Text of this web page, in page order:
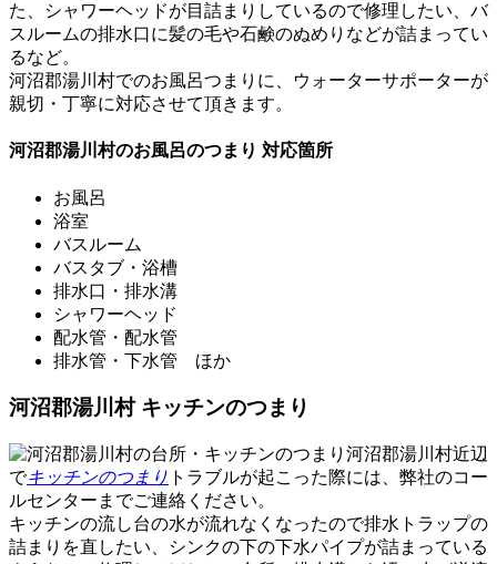
た、シャワーヘッドが目詰まりしているので修理したい、バ
スルームの排水口に髪の毛や石鹸のぬめりなどが詰まってい
るなど。
河沼郡湯川村でのお風呂つまり に、ウォーターサポーターが
親切・丁寧に対応させて頂きます。
河沼郡湯川村のお風呂のつまり 対応箇所
お風呂
浴室
バスルーム
バスタブ・浴槽
排水口・排水溝
シャワーヘッド
配水管・配水管
排水管・下水管 ほか
河沼郡湯川村 キッチンのつまり
河沼郡湯川村近辺
でキッチンのつまり トラブルが起こった際には、弊社のコー
ルセンターまでご連絡ください。
キッチンの流し台の水が流れなくなったので排水トラップの
詰まりを直したい、シンクの下の下水パイプが詰まっている